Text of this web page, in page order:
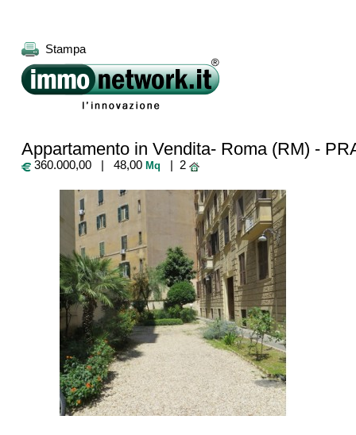
Stampa
Appartamento in Vendita- Roma (RM) -
360.000,00 | 48,00 Mq | 2